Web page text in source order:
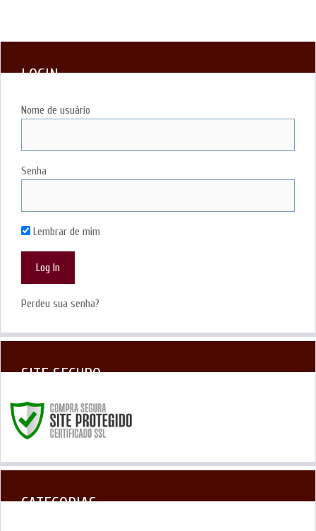
LOGIN
Nome de usuário
Senha
Lembrar de mim
Perdeu sua senha?
SITE SEGURO
CATEGORIAS